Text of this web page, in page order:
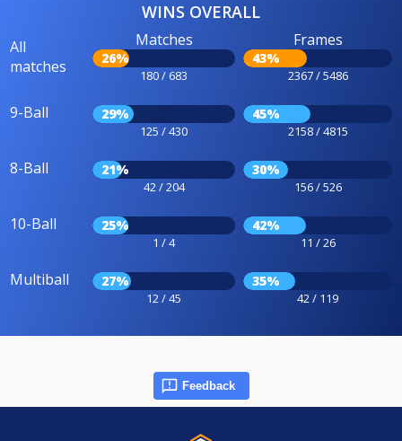
WINS OVERALL
All
matches
Matches
26%
180 / 683
Frames
43%
2367 / 5486
9-Ball 29%
125 / 430
45%
2158 / 4815
8-Ball 21%
42 / 204
30%
156 / 526
10-Ball 25%
1 / 4
42%
11 / 26
Multiball 27%
12 / 45
35%
42 / 119
Feedback